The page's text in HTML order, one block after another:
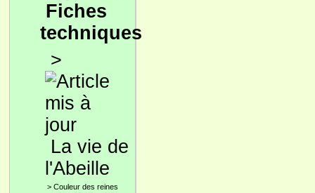
Fiches
techniques
>
La vie de
l'Abeille
> Couleur des reines